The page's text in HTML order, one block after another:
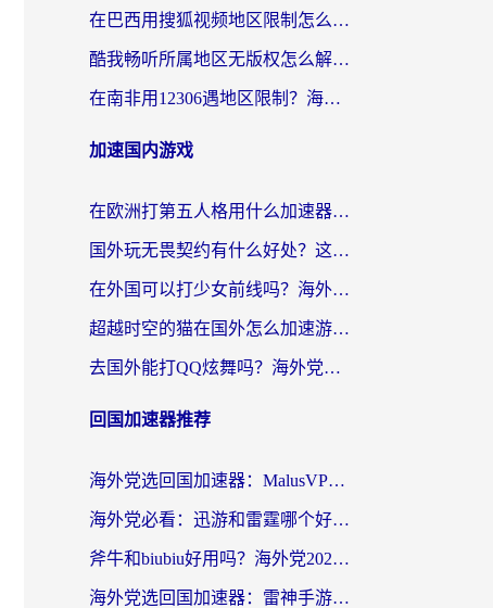
在巴西用搜狐视频地区限制怎么办？3步解决海外看国内剧的烦恼
酷我畅听所属地区无版权怎么解决？海外党必看的回国加速全攻略
在南非用12306遇地区限制？海外华人必看的回国加速全攻略（附B站芒果TV解锁技巧）
加速国内游戏
在欧洲打第五人格用什么加速器好？海外党亲测有效的国服游戏加速方案
国外玩无畏契约有什么好处？这份海外国服游戏加速指南帮你解决90%的卡顿问题
在外国可以打少女前线吗？海外党国服游戏畅玩终极指南（附避坑技巧）
超越时空的猫在国外怎么加速游戏？海外玩家国服畅玩终极指南
去国外能打QQ炫舞吗？海外党国服游戏不卡顿的终极指南
回国加速器推荐
海外党选回国加速器：MalusVPN好用吗？和快帆VPN哪个好？附真实对比与避坑指南
海外党必看：迅游和雷霆哪个好？3分钟教你选对回国加速器，无缝刷国内剧玩手游
斧牛和biubiu好用吗？海外党2026亲测回国加速器指南，附番茄加速器深度体验
海外党选回国加速器：雷神手游和洞见哪个好？附iPhone免费VPN推荐及ChickCNUfunR实测